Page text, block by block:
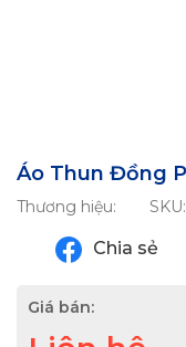
Áo Thun Đồng
Thương hiệu: SKU:
Chia sẻ
Giá bán: